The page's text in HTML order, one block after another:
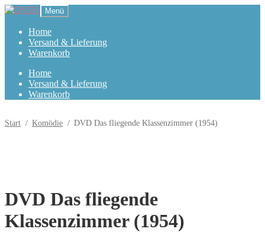
Zur
Navigation
springen
Zum
springen
Menü
Home
Versand & Lieferung
Warenkorb
Home
Versand & Lieferung
Warenkorb
Start / Komödie / DVD Das fliegende Klassenzimmer (1954)
DVD Das fliegende
Klassenzimmer (1954)